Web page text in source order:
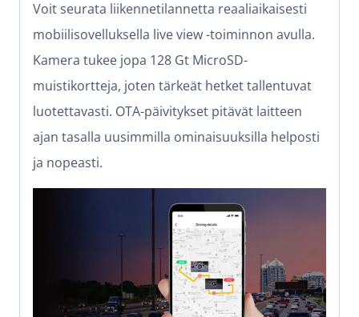
Voit seurata liikennetilannetta reaaliaikaisesti
mobiilisovelluksella live view -toiminnon avulla.
Kamera tukee jopa 128 Gt MicroSD-
muistikortteja, joten tärkeät hetket tallentuvat
luotettavasti. OTA-päivitykset pitävät laitteen
ajan tasalla uusimmilla ominaisuuksilla helposti
ja nopeasti.